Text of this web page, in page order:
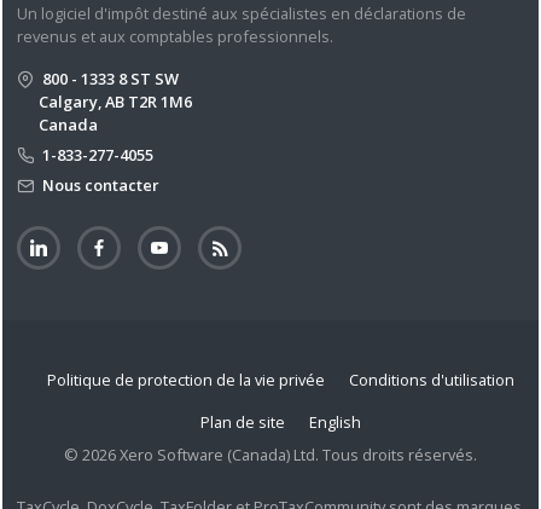
Un logiciel d'impôt destiné aux spécialistes en déclarations de
revenus et aux comptables professionnels.
800 - 1333 8 ST SW
Calgary, AB T2R 1M6
Canada
1-833-277-4055
Nous contacter
Politique de protection de la vie privée
Conditions d'utilisation
Plan de site
English
© 2026 Xero Software (Canada) Ltd. Tous droits réservés.